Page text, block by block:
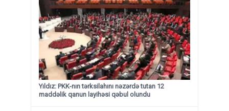
Yıldız: PKK-nın tərksilahını nəzərdə tutan 12
maddəlik qanun layihəsi qəbul olundu ​​​​​​​